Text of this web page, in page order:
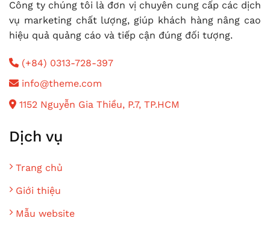
Công ty chúng tôi là đơn vị chuyên cung cấp các dịch
vụ marketing chất lượng, giúp khách hàng nâng cao
hiệu quả quảng cáo và tiếp cận đúng đối tượng.
(+84) 0313-728-397
info@theme.com
1152 Nguyễn Gia Thiều, P.7, TP.HCM
Dịch vụ
Trang chủ
Giới thiệu
Mẫu website